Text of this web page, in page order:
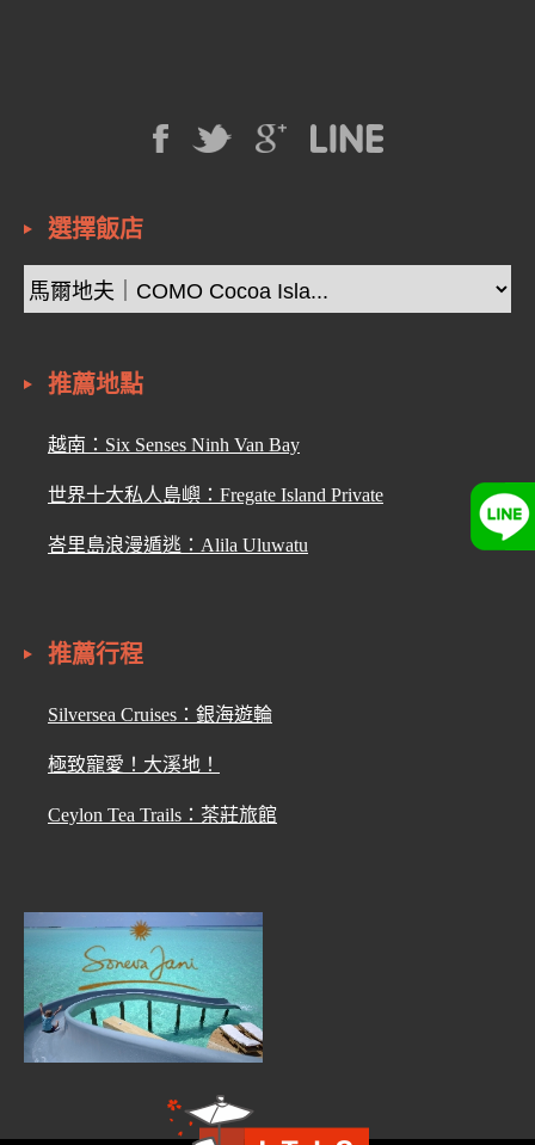
選擇飯店
推薦地點
越南：Six Senses Ninh Van Bay
世界十大私人島嶼：Fregate Island Private
峇里島浪漫遁逃：Alila Uluwatu
推薦行程
Silversea Cruises：銀海遊輪
極致寵愛！大溪地！
Ceylon Tea Trails：茶莊旅館